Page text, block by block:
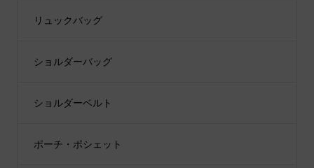
リュックバッグ
ショルダーバッグ
ショルダーベルト
ポーチ・ポシェット